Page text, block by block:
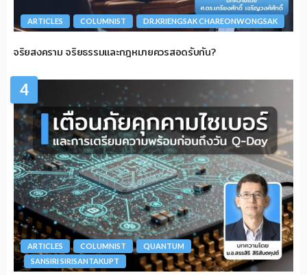
ARTICLES COLUMNIST DR.KRIENGSAK CHAREONWONGSAK
จริยสงคราม จริยธรรมและกฎหมายควรสอดรับกัน?
4
ARTICLES COLUMNIST
QUANTUM
SANSIRI SIRISANTAKUPT